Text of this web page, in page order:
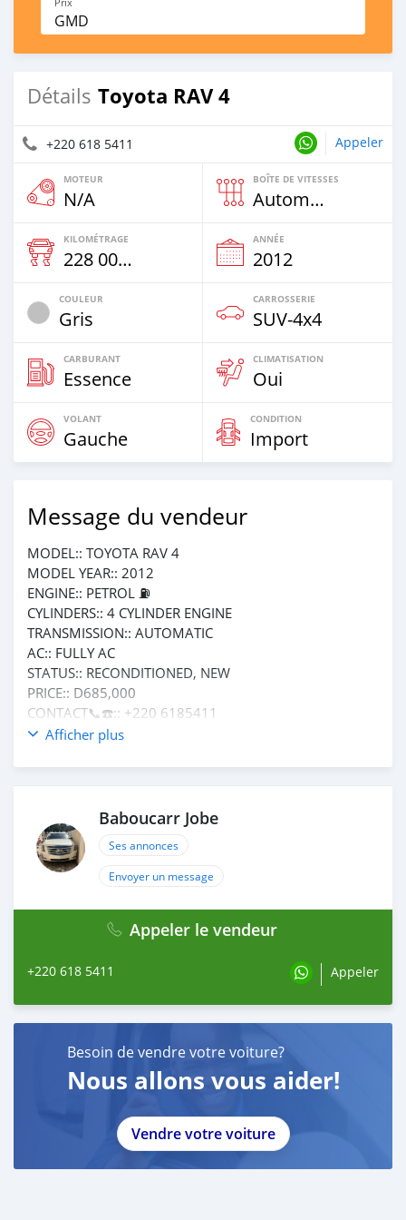
GMD
Détails Toyota RAV 4
+220 618 5411 Appeler
MOTEUR
N/A
BOÎTE DE VITESSES
Automatique
KILOMÉTRAGE
228 000 Km
ANNÉE
2012
COULEUR
Gris
CARROSSERIE
SUV‒4x4
CARBURANT
Essence
CLIMATISATION
Oui
VOLANT
Gauche
CONDITION
Import
Message du vendeur
MODEL:: TOYOTA RAV 4
MODEL YEAR:: 2012
ENGINE:: PETROL ⛽️
CYLINDERS:: 4 CYLINDER ENGINE
TRANSMISSION:: AUTOMATIC
AC:: FULLY AC
STATUS:: RECONDITIONED, NEW
PRICE:: D685,000
CONTACT📞☎️:: +220 6185411
CONDITION:: IN PERFECT CONDITION
Afficher plus
Baboucarr Jobe
Ses annonces
Envoyer un message
Appeler le vendeur
+220 618 5411 Appeler
Besoin de vendre votre voiture?
Nous allons vous aider!
Vendre votre voiture